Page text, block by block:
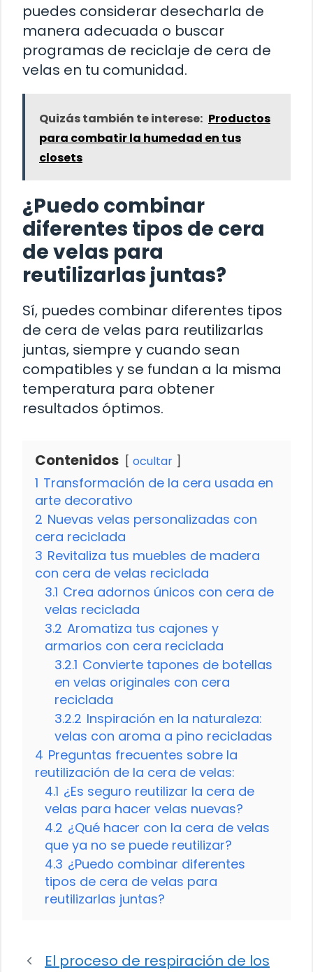
puedes considerar desecharla de
manera adecuada o buscar
programas de reciclaje de cera de
velas en tu comunidad.
Quizás también te interese: Productos
para combatir la humedad en tus
closets
¿Puedo combinar
diferentes tipos de cera
de velas para
reutilizarlas juntas?
Sí, puedes combinar diferentes tipos
de cera de velas para reutilizarlas
juntas, siempre y cuando sean
compatibles y se fundan a la misma
temperatura para obtener
resultados óptimos.
Contenidos ocultar
1 Transformación de la cera usada en
arte decorativo
2 Nuevas velas personalizadas con
cera reciclada
3 Revitaliza tus muebles de madera
con cera de velas reciclada
3.1 Crea adornos únicos con cera de
velas reciclada
3.2 Aromatiza tus cajones y
armarios con cera reciclada
3.2.1 Convierte tapones de botellas
en velas originales con cera
reciclada
3.2.2 Inspiración en la naturaleza:
velas con aroma a pino recicladas
4 Preguntas frecuentes sobre la
reutilización de la cera de velas:
4.1 ¿Es seguro reutilizar la cera de
velas para hacer velas nuevas?
4.2 ¿Qué hacer con la cera de velas
que ya no se puede reutilizar?
4.3 ¿Puedo combinar diferentes
tipos de cera de velas para
reutilizarlas juntas?
El proceso de respiración de los